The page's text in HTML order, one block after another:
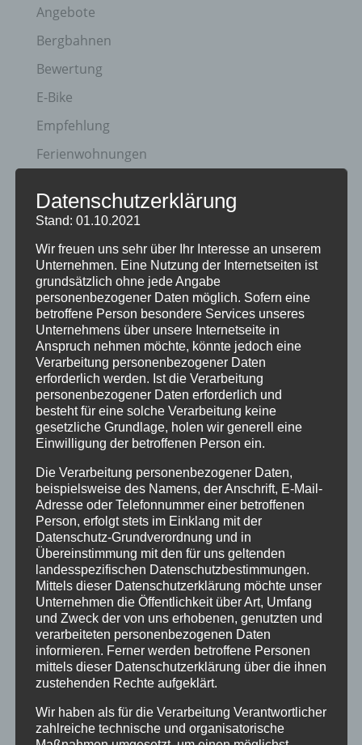
Angebote
Bergbahnen
Bewertung
E-Bike
Empfehlung
Ferienwohnungen
Gäste
Haus Partale
Info
Oberstdorf
Stellenangebot
Traveller Review Award
Urlaub
Veranstaltungstipp
Wintersport
Bei uns…
BERGBAHN UNLIMITED
Ausgezeichnet von KAYAK
Datenschutzerklärung
Stand: 01.10.2021
Wir freuen uns sehr über Ihr Interesse an unserem
Unternehmen. Eine Nutzung der Internetseiten ist
grundsätzlich ohne jede Angabe
personenbezogener Daten möglich. Sofern eine
betroffene Person besondere Services unseres
Unternehmens über unsere Internetseite in
Anspruch nehmen möchte, könnte jedoch eine
Verarbeitung personenbezogener Daten
erforderlich werden. Ist die Verarbeitung
personenbezogener Daten erforderlich und
besteht für eine solche Verarbeitung keine
gesetzliche Grundlage, holen wir generell eine
Einwilligung der betroffenen Person ein.
Die Verarbeitung personenbezogener Daten,
beispielsweise des Namens, der Anschrift, E-Mail-
Adresse oder Telefonnummer einer betroffenen
Person, erfolgt stets im Einklang mit der
Datenschutz-Grundverordnung und in
Übereinstimmung mit den für uns geltenden
landesspezifischen Datenschutzbestimmungen.
Mittels dieser Datenschutzerklärung möchte unser
Unternehmen die Öffentlichkeit über Art, Umfang
und Zweck der von uns erhobenen, genutzten und
verarbeiteten personenbezogenen Daten
informieren. Ferner werden betroffene Personen
mittels dieser Datenschutzerklärung über die ihnen
zustehenden Rechte aufgeklärt.
Wir haben als für die Verarbeitung Verantwortlicher
zahlreiche technische und organisatorische